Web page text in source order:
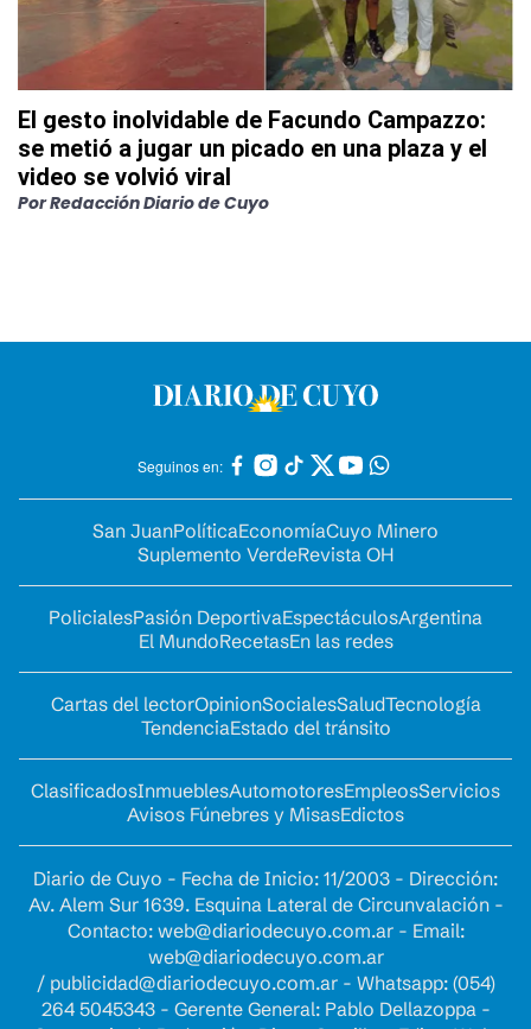
El gesto inolvidable de Facundo Campazzo:
se metió a jugar un picado en una plaza y el
video se volvió viral
PorRedacción Diario de Cuyo
Seguinos en:
San JuanPolíticaEconomíaCuyo Minero
Suplemento VerdeRevista OH
PolicialesPasión DeportivaEspectáculosArgentina
El MundoRecetasEn las redes
Cartas del lectorOpinionSocialesSaludTecnología
TendenciaEstado del tránsito
ClasificadosInmueblesAutomotoresEmpleosServicios
Avisos Fúnebres y MisasEdictos
Diario de Cuyo - Fecha de Inicio: 11/2003 - Dirección:
Av. Alem Sur 1639. Esquina Lateral de Circunvalación -
Contacto: web@diariodecuyo.com.ar- Email:
web@diariodecuyo.com.ar
/ publicidad@diariodecuyo.com.ar- Whatsapp: (054)
264 5045343 - Gerente General: Pablo Dellazoppa -